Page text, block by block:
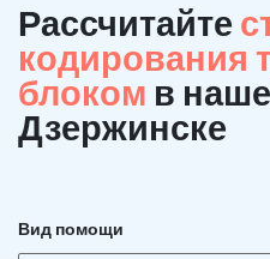
Рассчитайте
кодирования
блоком в
Дзержинске
Вид помощи